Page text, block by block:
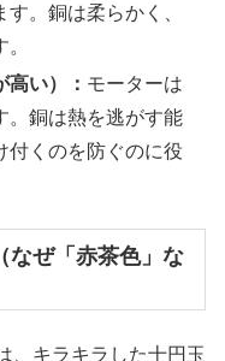
。銅は柔らかく、
い）： モーターは
。銅は熱を逃がす能
付くのを防ぐのに役
なぜ「赤茶色」な
、キラキラした十円玉